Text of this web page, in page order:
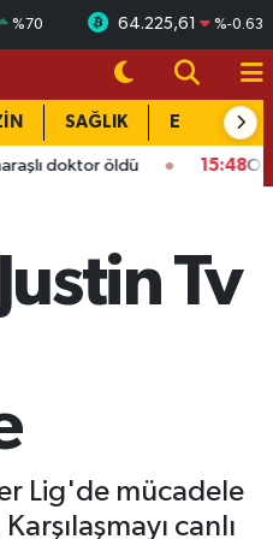
%70 64.225,61 %-0.63
SAĞLIK EĞİTİM
öldü 15:48
Tv
Lig'de mücadele
canlı